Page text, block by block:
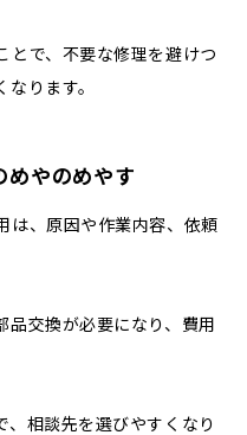
とで、不要な修理を避けつ
ります。
めやのめやす
は、原因や作業内容、依頼
品交換が必要になり、費用
、相談先を選びやすくなり